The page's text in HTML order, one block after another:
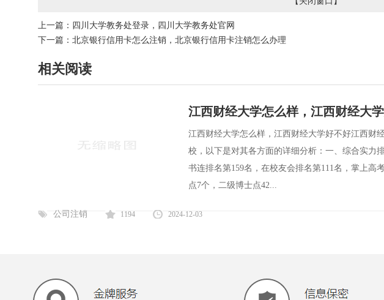
上一篇： 四川大学教务处登录，四川大学教务处官网
下一篇： 北京银行信用卡怎么注销，北京银行信用卡注销怎么办理
相关阅读
江西财经大学怎么样，江西财经大
江西财经大学怎么样，江西财经大学好不好江西财
校，以下是对其各方面的详细分析：一、综合实力
书连排名第159名，在校友会排名第111名，掌上高
点7个，二级博士点42...
公司注销 1194 2024-12-03